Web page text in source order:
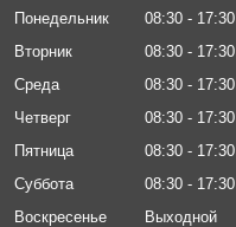
Понедельник 08:30
17:30
Вторник
08:30
17:30
Среда
08:30
17:30
Четверг
08:30
17:30
Пятница
08:30
17:30
Суббота
08:30
17:30
Воскресенье
Выходной